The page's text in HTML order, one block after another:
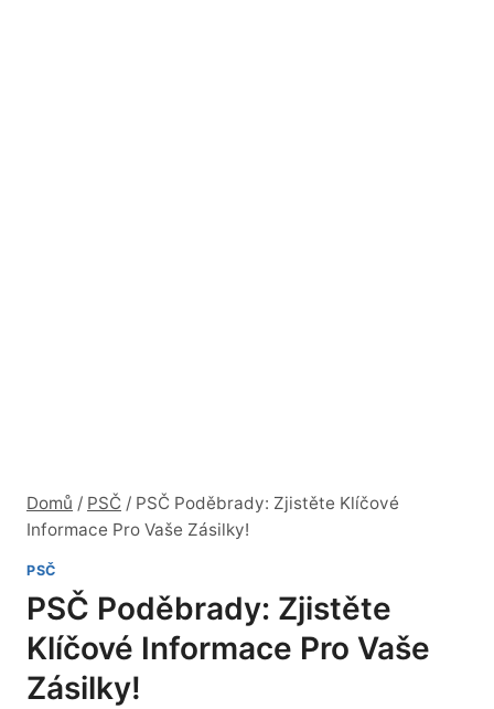
Domů / PSČ / PSČ Poděbrady: Zjistěte Klíčové
Informace Pro Vaše Zásilky!
PSČ
PSČ Poděbrady: Zjistěte
Klíčové Informace Pro Vaše
Zásilky!